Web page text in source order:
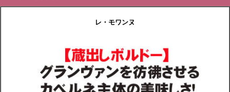
配送・送料
レ・モワンヌ